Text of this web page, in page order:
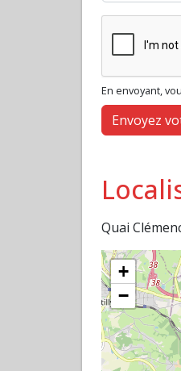
En envoyant,
Envoyez
Quai
+
−